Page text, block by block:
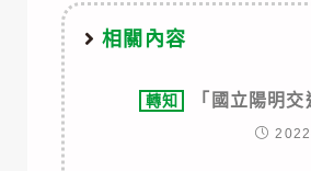
相關內容
轉知 「國立陽明